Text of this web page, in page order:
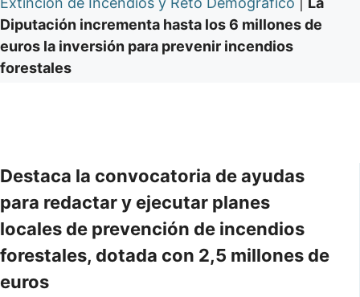
Diputación incrementa hasta los 6 millones de
euros la inversión para prevenir incendios
forestales
Destaca la convocatoria de ayudas
para redactar y ejecutar planes
locales de prevención de incendios
forestales, dotada con 2,5 millones de
euros